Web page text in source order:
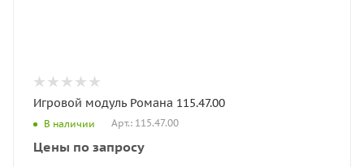
Игровой модуль Романа 115.47.00
В наличии Арт.: 115.47.00
Цены по запросу